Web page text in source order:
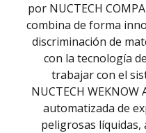
por NUCTECH
combina de forma
discriminación de
con la tecnología
trabajar con el
NUCTECH
automatizada de
peligrosas líquidas,